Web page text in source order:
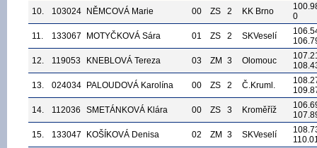
10.
103024 NĚMCOVÁ Marie 00 ZS 2 KK Brno
0
11.
133067 MOTYČKOVÁ Sára 01 ZS 2 SKVeselí
12.
119053 KNEBLOVÁ Tereza 03 ZM 3 Olomouc
13.
024034 PALOUDOVÁ Karolína 00 ZS 2 Č.Kruml.
14.
112036 SMETÁNKOVÁ Klára 00 ZS 3 Kroměříž
15.
133047 KOŠÍKOVÁ Denisa 02 ZM 3 SKVeselí